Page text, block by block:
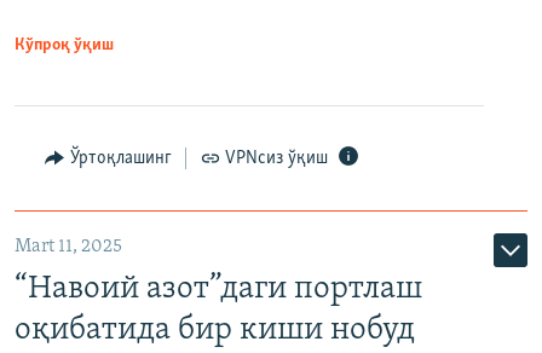
Кўпроқ ўқиш
Ўртоқлашинг VPNсиз ўқиш
Mart 11, 2025
“Навоий азот”даги портлаш
оқибатида бир киши нобуд